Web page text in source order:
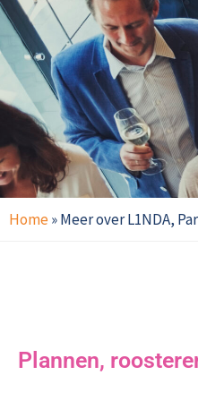
Home»Meer over L1NDA,
Plannen,